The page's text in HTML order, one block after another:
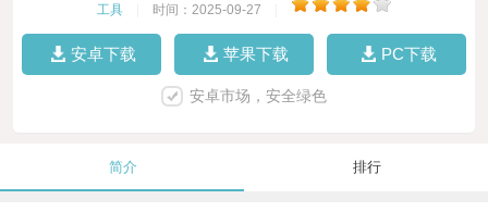
工具 时间：2025-09-27
安卓下载 苹果下载 PC下载
安卓市场，安全绿色
简介 排行